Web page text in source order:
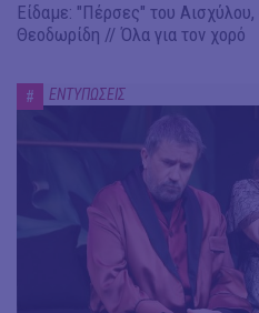
Είδαμε: "Πέρσες" του
Θεοδωρίδη // Όλα για τον χορό
# ΕΝΤΥΠΩΣΕΙΣ